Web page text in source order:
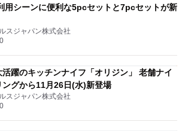
用シーンに便利な5pcセットと7pcセットが新
スジャパン株式会社
躍のキッチンナイフ「オリジン」 老舗ナイ
グから11月26日(水)新登場
スジャパン株式会社